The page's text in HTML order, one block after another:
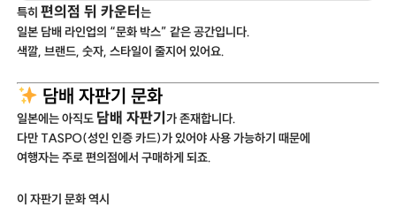
특히편의점 뒤 카운터는
일본 담배 라인업의 “문화 박스” 같은 공간입니다.
색깔, 브랜드, 숫자, 스타일이 줄지어 있어요.
담배 자판기 문화
일본에는 아직도 담배 자판기가 존재합니다.
다만 TASPO(성인 인증 카드)가 있어야 사용 가능하기 때문에
여행자는 주로 편의점에서 구매하게 되죠.
이 자판기 문화 역시